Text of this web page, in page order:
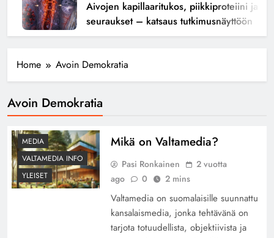
Aivojen kapillaaritukos, piikkiproteiini ja
seuraukset – katsaus tutkimusnäyttöön
Home Avoin Demokratia
Avoin Demokratia
MEDIA
VALTAMEDIA INFO
YLEISET
Mikä on Valtamedia?
Pasi Ronkainen
2 vuotta
ago
0 2 mins
Valtamedia on suomalaisille suunnattu
kansalaismedia, jonka tehtävänä on
tarjota totuudellista, objektiivista ja